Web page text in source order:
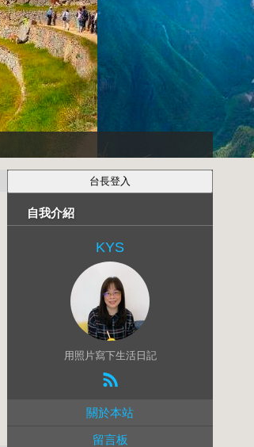
自我介紹
KYS
用照片寫下生活日記
關於本站
留言板